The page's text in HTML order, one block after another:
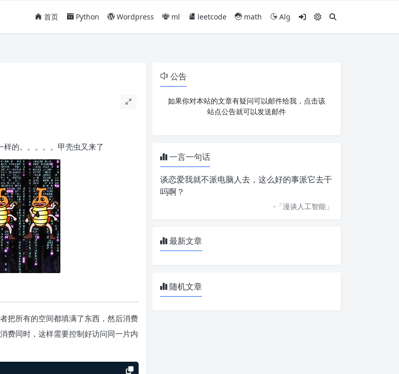
首页 Python Wordpress ml leetcode math Alg
的。。。。。甲壳虫又来了
把所有的空间都填满了东西，然后消费
费同时，这样需要控制好访问同一片内
公告
如果你对本站的文章有疑问可以邮件给我，点击该
站点公告就可以发送邮件
一言一句话
谈恋爱我就不派电脑人去，这么好的事派它去干
吗啊？
-「漫谈人工智能 」
最新文章
随机文章